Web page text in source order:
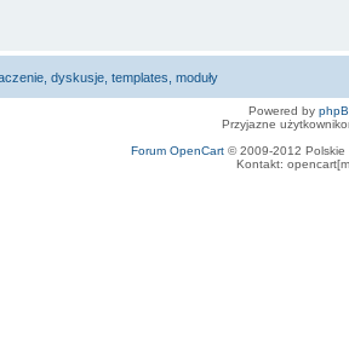
dyskusje, templates, moduły
Powered by
Przyjazne
Forum OpenCart© 2009-2012 Polskie
Kontakt: